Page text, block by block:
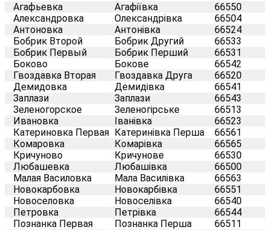
Агафьевка Агафіївка
66550
Александровка
Олександрівка
66504
Антоновка
Антонівка
66524
Бобрик Второй
Бобрик Другий
66533
Бобрик Первый
Бобрик Перший
66531
Боково
Бокове
66542
Гвоздавка Вторая
Гвоздавка Друга
66520
Демидовка
Демидівка
66541
Заплази
Заплази
66543
Зеленогорское
Зеленогірське
66513
Ивановка
Іванівка
66523
Катериновка Первая Катеринівка Перша
66561
Комаровка
Комарівка
66565
Кричуново
Кричунове
66530
Любашевка
Любашівка
66500
Малая Василовка
Мала Василівка
66563
Новокарбовка
Новокарбівка
66551
Новоселовка
Новоселівка
66540
Петровка
Петрівка
66544
Познанка Первая
Познанка Перша
66511